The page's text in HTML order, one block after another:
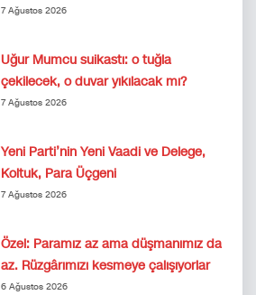
7 Ağustos 2026
Uğur Mumcu suikastı: o tuğla
çekilecek, o duvar yıkılacak mı?
7 Ağustos 2026
Yeni Parti’nin Yeni Vaadi ve Delege,
Koltuk, Para Üçgeni
7 Ağustos 2026
Özel: Paramız az ama düşmanımız da
az. Rüzgârımızı kesmeye çalışıyorlar
6 Ağustos 2026